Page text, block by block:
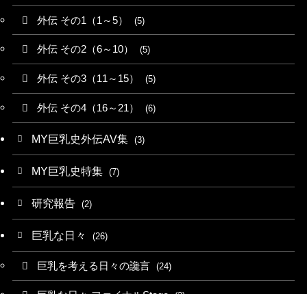
外伝 その1（1～5） (5)
外伝 その2（6～10） (5)
外伝 その3（11～15） (5)
外伝 その4（16～21） (6)
MY巨乳史外伝AV集 (3)
MY巨乳史特集 (7)
研究報告 (2)
巨乳な日々 (26)
巨乳を考える日々の讒言 (24)